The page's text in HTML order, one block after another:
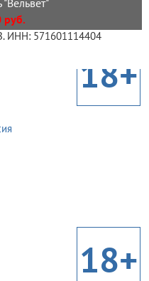
руб.
ИНН: 571601114404
18+
18+